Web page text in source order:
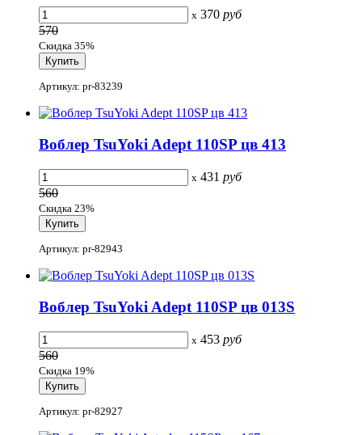
x 370 руб
570
Скидка 35%
Артикул: pr-83239
Воблер TsuYoki Adept 110SP цв 413
x 431 руб
560
Скидка 23%
Артикул: pr-82943
Воблер TsuYoki Adept 110SP цв 013S
x 453 руб
560
Скидка 19%
Артикул: pr-82927